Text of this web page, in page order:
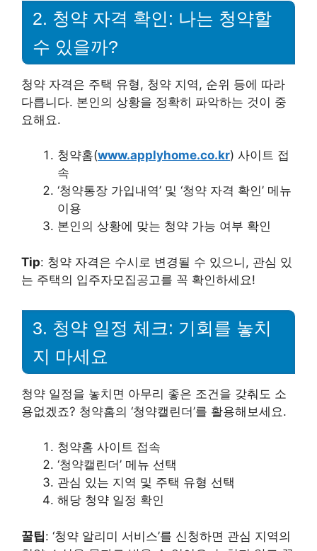
2. 청약 자격 확인: 나는 청약할
수 있을까?
청약 자격은 주택 유형, 청약 지역, 순위 등에 따라
다릅니다. 본인의 상황을 정확히 파악하는 것이 중
요해요.
청약홈(www.applyhome.co.kr) 사이트 접
속
‘청약통장 가입내역’ 및 ‘청약 자격 확인’ 메뉴
이용
본인의 상황에 맞는 청약 가능 여부 확인
Tip: 청약 자격은 수시로 변경될 수 있으니, 관심 있
는 주택의 입주자모집공고를 꼭 확인하세요!
3. 청약 일정 체크: 기회를 놓치
지 마세요
청약 일정을 놓치면 아무리 좋은 조건을 갖춰도 소
용없겠죠? 청약홈의 ‘청약캘린더’를 활용해보세요.
청약홈 사이트 접속
‘청약캘린더’ 메뉴 선택
관심 있는 지역 및 주택 유형 선택
해당 청약 일정 확인
꿀팁: ‘청약 알리미 서비스’를 신청하면 관심 지역의